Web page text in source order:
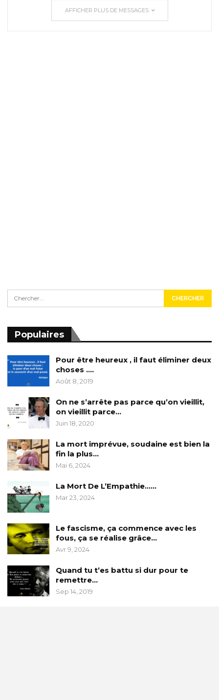
AFFICHER PLUS DE MESSAGES
Populaires
Pour être heureux , il faut éliminer deux
choses ….
Août 8, 2019
On ne s’arrête pas parce qu’on vieillit,
on vieillit parce…
Juin 18, 2020
La mort imprévue, soudaine est bien la
fin la plus…
Mai 6, 2024
La Mort De L’Empathie……
Mar 23, 2024
Le fascisme, ça commence avec les
fous, ça se réalise grâce…
Avr 9, 2024
Quand tu t’es battu si dur pour te
remettre…
Sep 14, 2019